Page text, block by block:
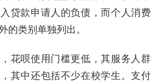
贷款申请人的负债，而个人消费
的类别单独列出。
花呗使用门槛更低，其服务人群
其中还包括不少在校学生。支付